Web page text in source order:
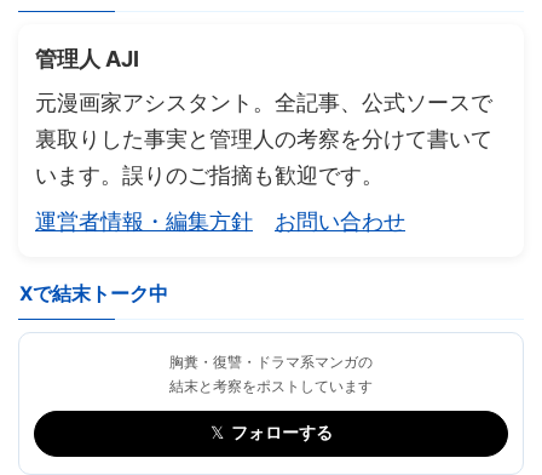
管理人 AJI
元漫画家アシスタント。全記事、公式ソースで
裏取りした事実と管理人の考察を分けて書いて
います。誤りのご指摘も歓迎です。
運営者情報・編集方針
お問い合わせ
Xで結末トーク中
胸糞・復讐・ドラマ系マンガの
結末と考察をポストしています
𝕏 フォローする